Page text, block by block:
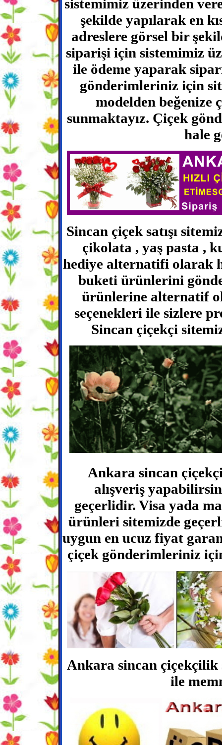
sistemimiz üzerinden
şekilde yapılarak en
adreslere görsel bir
siparişi için sistemimiz
ile ödeme yaparak
gönderimleriniz için
modelden
sunmaktayız. Çiçek
hale
Sincan çiçek satışı
çikolata , yaş pasta ,
hediye alternatifi olarak
buketi ürünlerini
ürünlerine alternatif
seçenekleri ile sizlere
Sincan çiçekçi
Ankara sincan
alışveriş
geçerlidir. Visa yada
ürünleri sitemizde
uygun en ucuz fiyat
çiçek gönderimleriniz
Ankara sincan çiçekçilik
ile